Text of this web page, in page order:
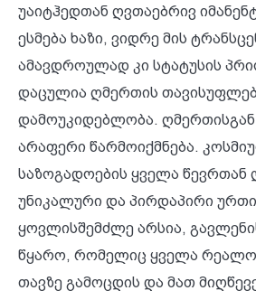
უაიტჰედთან ღვთაებრივ
ესმება ხაზი, ვიდრე მის
ამავდროულად კი სტატუსის
დაცულია ღმერთის
დამოუკიდებლობა.
არაფერი წარმოიქმნება.
საზოგადოების ყველა წევრთან
უნიკალური და პირდაპირი
ყოვლისშემძლე არსია,
წყარო, რომელიც ყველა
თავზე გამოცდის და მათ